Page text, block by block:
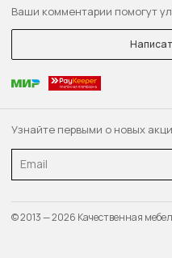
Узнайте первыми о новых
Email
Ваши комментарии помогут
© 2013 — 2026 Качественная